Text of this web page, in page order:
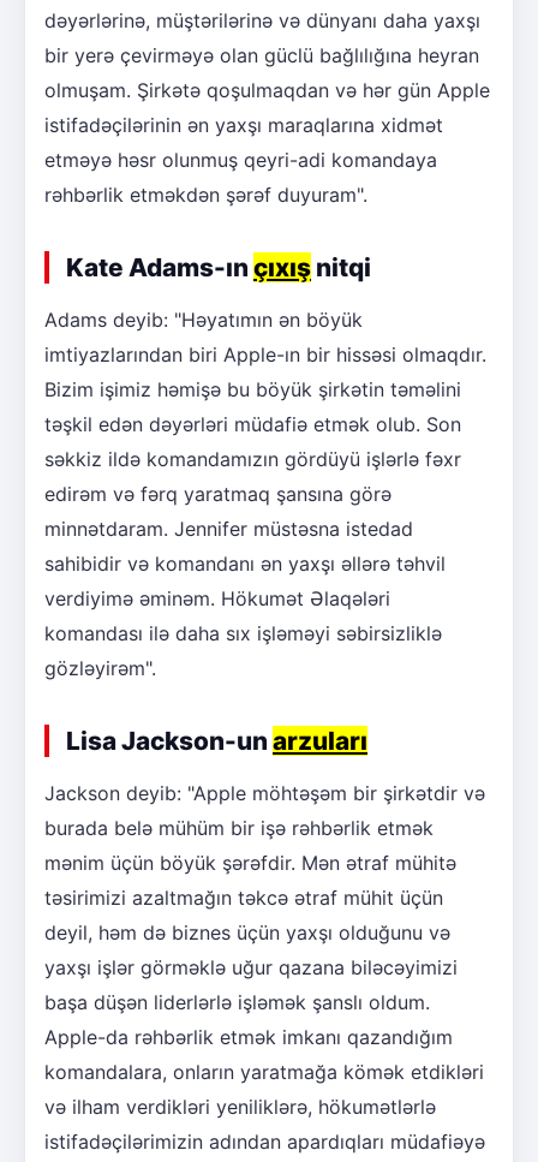
dəyərlərinə, müştərilərinə və dünyanı daha yaxşı
bir yerə çevirməyə olan güclü bağlılığına heyran
olmuşam. Şirkətə qoşulmaqdan və hər gün Apple
istifadəçilərinin ən yaxşı maraqlarına xidmət
etməyə həsr olunmuş qeyri-adi komandaya
rəhbərlik etməkdən şərəf duyuram".
Kate Adams-ın çıxış nitqi
Adams deyib: "Həyatımın ən böyük
imtiyazlarından biri Apple-ın bir hissəsi olmaqdır.
Bizim işimiz həmişə bu böyük şirkətin təməlini
təşkil edən dəyərləri müdafiə etmək olub. Son
səkkiz ildə komandamızın gördüyü işlərlə fəxr
edirəm və fərq yaratmaq şansına görə
minnətdaram. Jennifer müstəsna istedad
sahibidir və komandanı ən yaxşı əllərə təhvil
verdiyimə əminəm. Hökumət Əlaqələri
komandası ilə daha sıx işləməyi səbirsizliklə
gözləyirəm".
Lisa Jackson-un arzuları
Jackson deyib: "Apple möhtəşəm bir şirkətdir və
burada belə mühüm bir işə rəhbərlik etmək
mənim üçün böyük şərəfdir. Mən ətraf mühitə
təsirimizi azaltmağın təkcə ətraf mühit üçün
deyil, həm də biznes üçün yaxşı olduğunu və
yaxşı işlər görməklə uğur qazana biləcəyimizi
başa düşən liderlərlə işləmək şanslı oldum.
Apple-da rəhbərlik etmək imkanı qazandığım
komandalara, onların yaratmağa kömək etdikləri
və ilham verdikləri yeniliklərə, hökumətlərlə
istifadəçilərimizin adından apardıqları müdafiəyə